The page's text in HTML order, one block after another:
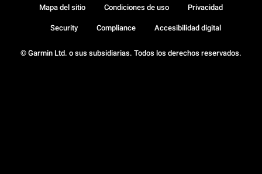
© Garmin Ltd. o sus subsidiarias. Todos los derechos reservados.
Mapa del sitio Condiciones de uso Privacidad
Security Compliance Accesibilidad digital